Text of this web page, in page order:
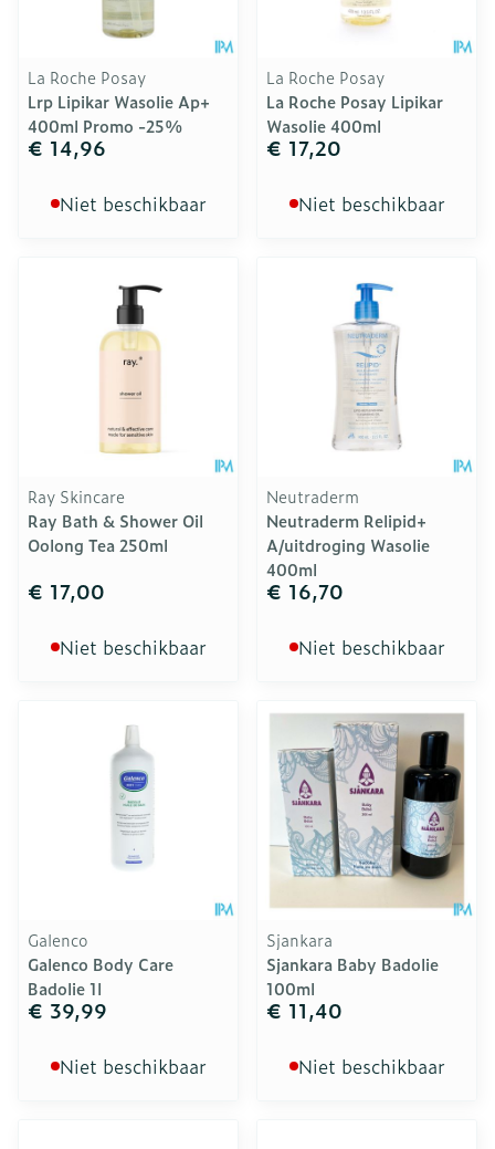
La Roche Posay
Lrp Lipikar Wasolie Ap+
400ml Promo -25%
€ 14,96
Niet beschikbaar
La Roche Posay
La Roche Posay Lipikar
Wasolie 400ml
€ 17,20
Niet beschikbaar
Ray Skincare
Ray Bath & Shower Oil
Oolong Tea 250ml
€ 17,00
Niet beschikbaar
Neutraderm
Neutraderm Relipid+
A/uitdroging Wasolie
400ml
€ 16,70
Niet beschikbaar
Galenco
Galenco Body Care
Badolie 1l
€ 39,99
Niet beschikbaar
Sjankara
Sjankara Baby Badolie
100ml
€ 11,40
Niet beschikbaar